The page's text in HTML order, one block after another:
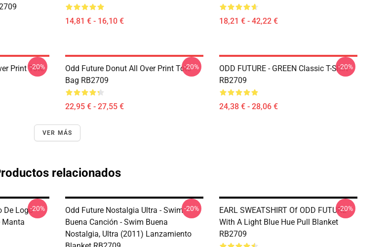
14,81 € - 16,10 € 18,21 € - 42,22 €
Print Tote
-20%
Odd Future Donut All Over Print Tote
Bag RB2709
22,95 € - 27,55 €
-20%
ODD FUTURE - GREEN Classic T-Shirt
RB2709
24,38 € - 28,06 €
-20%
VER MÁS
relacionados
De Logo
Manta
-20%
Odd Future Nostalgia Ultra - Swim
Buena Canción - Swim Buena
Nostalgia, Ultra (2011) Lanzamiento
-20%
EARL SWEATSHIRT Of ODD FUTURE
With A Light Blue Hue Pull Blanket
RB2709
-20%